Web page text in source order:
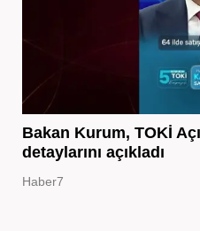
Bakan Kurum, TOKİ
detaylarını açıkladı
Haber7